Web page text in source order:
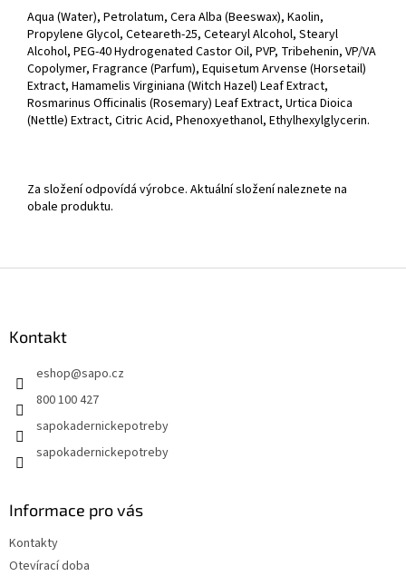
Aqua (Water), Petrolatum, Cera Alba (Beeswax), Kaolin,
Propylene Glycol, Ceteareth-25, Cetearyl Alcohol, Stearyl
Alcohol, PEG-40 Hydrogenated Castor Oil, PVP, Tribehenin, VP/VA
Copolymer, Fragrance (Parfum), Equisetum Arvense (Horsetail)
Extract, Hamamelis Virginiana (Witch Hazel) Leaf Extract,
Rosmarinus Officinalis (Rosemary) Leaf Extract, Urtica Dioica
(Nettle) Extract, Citric Acid, Phenoxyethanol, Ethylhexylglycerin.
Za složení odpovídá výrobce. Aktuální složení naleznete na
obale produktu.
Kontakt
eshop@sapo.cz
800 100 427
sapokadernickepotreby
sapokadernickepotreby
Informace pro vás
Kontakty
Otevírací doba